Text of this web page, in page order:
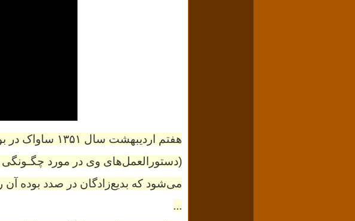
(دستورالعمل‌های وی در مورد چگـونگی
می‌شود که بدیع‌زادگان در صدد بوده آن
...